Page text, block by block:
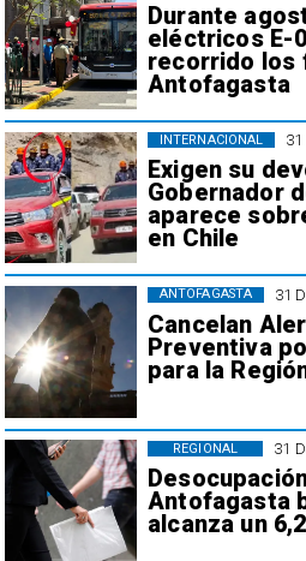
Durante
eléctricos E-
recorrido los
Antofagasta
31
Exigen su
Gobernador
aparece
en Chile
INTERNACIONAL
31
Cancelan
Preventiva
para la
ANTOFAGASTA
31
Antofagasta
alcanza un
REGIONAL